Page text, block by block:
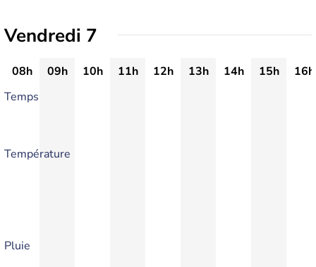
Vendredi 7
08h 09h 10h 11h 12h 13h 14h 15h
16h
Temps
Température
Pluie